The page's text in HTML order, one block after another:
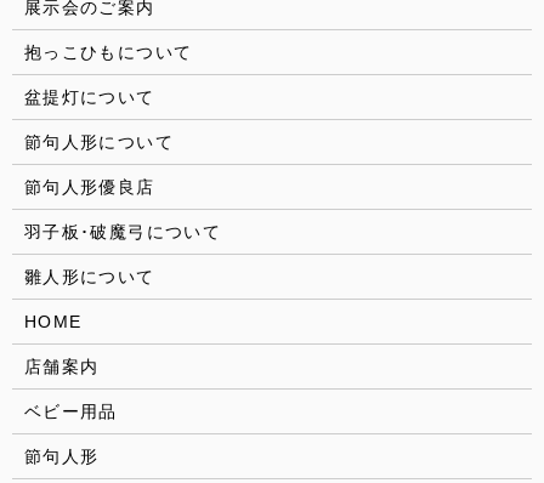
展示会のご案内
抱っこひもについて
盆提灯について
節句人形について
節句人形優良店
羽子板･破魔弓について
雛人形について
HOME
店舗案内
ベビー用品
節句人形